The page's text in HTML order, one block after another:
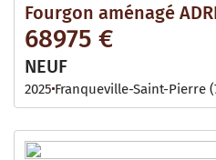
Fourgon aménagé
68975 €
NEUF
2025 Franqueville-Saint-Pierre